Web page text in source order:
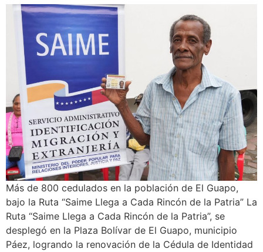
Más de 800 cedulados en la población de El Guapo,
bajo la Ruta “Saime Llega a Cada Rincón de la Patria” La
Ruta “Saime Llega a Cada Rincón de la Patria”, se
desplegó en la Plaza Bolívar de El Guapo, municipio
Páez, logrando la renovación de la Cédula de Identidad